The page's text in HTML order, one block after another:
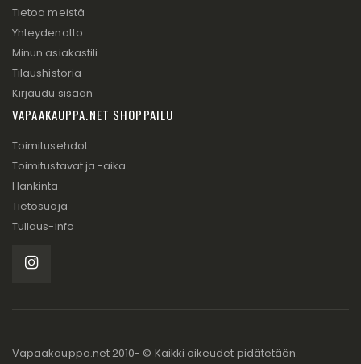
Tietoa meistä
Yhteydenotto
Minun asiakastili
Tilaushistoria
Kirjaudu sisään
VAPAAKAUPPA.NET SHOPPAILU
Toimitusehdot
Toimitustavat ja -aika
Hankinta
Tietosuoja
Tullaus-info
Vapaakauppa.net 2010- © Kaikki oikeudet pidätetään.